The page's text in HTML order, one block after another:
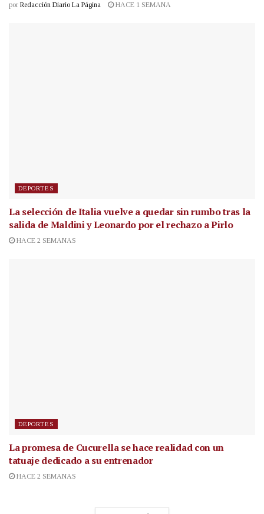
por Redacción Diario La Página HACE 1 SEMANA
DEPORTES
La selección de Italia vuelve a quedar sin rumbo tras la
salida de Maldini y Leonardo por el rechazo a Pirlo
HACE 2 SEMANAS
DEPORTES
La promesa de Cucurella se hace realidad con un
tatuaje dedicado a su entrenador
HACE 2 SEMANAS